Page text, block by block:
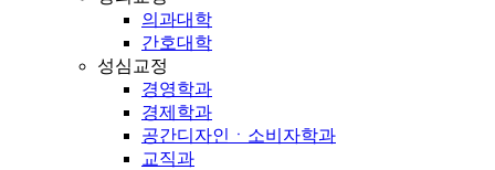
의과대학
간호대학
성심교정
경영학과
경제학과
공간디자인ㆍ소비자학과
교직과